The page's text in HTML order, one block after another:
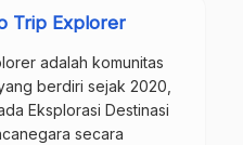
Trip Explorer
adalah komunitas
berdiri sejak 2020,
Eksplorasi Destinasi
secara